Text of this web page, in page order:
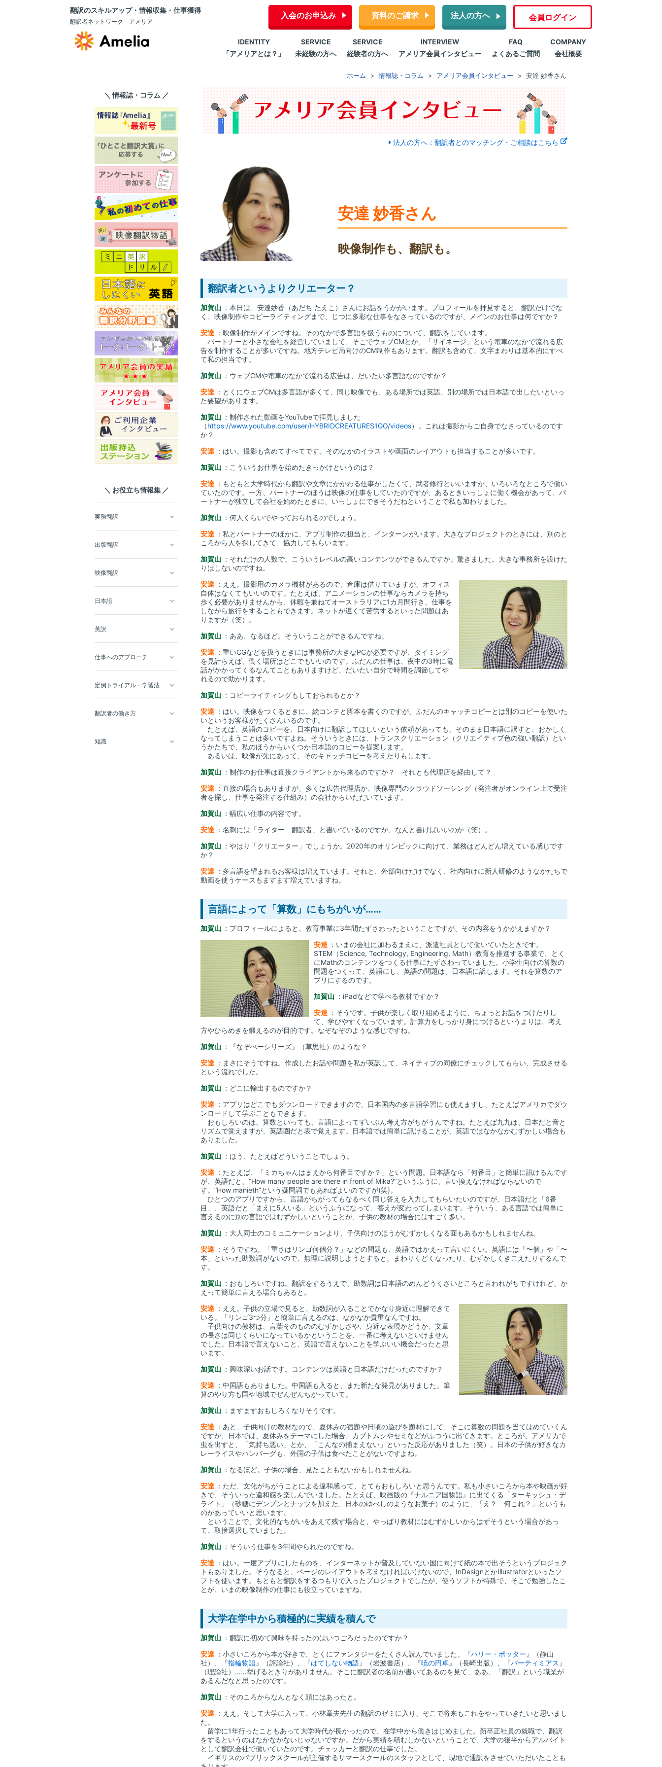
翻訳のスキルアップ・情報収集・仕事獲得
翻訳者ネットワーク アメリア
入会のお申込み 資料のご請求 法人の方へ 会員ログイン
IDENTITY
「アメリアとは？」
SERVICE
未経験の方へ
SERVICE
経験者の方へ
INTERVIEW
アメリア会員インタビュー
FAQ
よくあるご質問
COMPANY
会社概要
ホーム 情報誌・コラム アメリア会員インタビュー 安達 妙香さん
法人の方へ：翻訳者とのマッチング・ご相談はこちら
安達 妙香さん
映像制作も、翻訳も。
翻訳者というよりクリエーター？
加賀山 ：本日は、安達妙香（あだち たえこ）さんにお話をうかがいます。プロフィールを拝見すると、翻訳だけでな
く、映像制作やコピーライティングまで、じつに多彩な仕事をなさっているのですが、メインのお仕事は何ですか？
安達 ：映像制作がメインですね。そのなかで多言語を扱うものについて、翻訳をしています。
パートナーと小さな会社を経営していまして、そこでウェブCMとか、「サイネージ」という電車のなかで流れる広
告を制作することが多いですね。地方テレビ局向けのCM制作もあります。翻訳も含めて、文字まわりは基本的にすべ
て私の担当です。
加賀山 ：ウェブCMや電車のなかで流れる広告は、だいたい多言語なのですか？
安達 ：とくにウェブCMは多言語が多くて、同じ映像でも、ある場所では英語、別の場所では日本語で出したいといっ
た要望があります。
加賀山 ：制作された動画をYouTubeで拝見しました
（https://www.youtube.com/user/HYBRIDCREATURES1GO/videos）。これは撮影からご自身でなさっているのです
か？
安達 ：はい。撮影も含めてすべてです。そのなかのイラストや画面のレイアウトも担当することが多いです。
加賀山 ：こういうお仕事を始めたきっかけというのは？
安達 ：もともと大学時代から翻訳や文章にかかわる仕事がしたくて、武者修行といいますか、いろいろなところで働い
ていたのです。一方、パートナーのほうは映像の仕事をしていたのですが、あるときいっしょに働く機会があって、パ
ートナーが独立して会社を始めたときに、いっしょにできそうだねということで私も加わりました。
加賀山 ：何人くらいでやっておられるのでしょう。
安達 ：私とパートナーのほかに、アプリ制作の担当と、インターンがいます。大きなプロジェクトのときには、別のと
ころから人を探してきて、協力してもらいます。
加賀山 ：それだけの人数で、こういうレベルの高いコンテンツができるんですか。驚きました。大きな事務所を設けた
りはしないのですね。
安達 ：ええ。撮影用のカメラ機材があるので、倉庫は借りていますが、オフィス
自体はなくてもいいのです。たとえば、アニメーションの仕事ならカメラを持ち
歩く必要がありませんから、休暇を兼ねてオーストラリアに1カ月間行き、仕事を
しながら旅行をすることもできます。ネットが遅くて苦労するといった問題はあ
りますが（笑）。
加賀山 ：ああ、なるほど。そういうことができるんですね。
安達 ：重いCGなどを扱うときには事務所の大きなPCが必要ですが、タイミング
を見計らえば、働く場所はどこでもいいのです。ふだんの仕事は、夜中の3時に電
話がかかってくるなんてこともありますけど、だいたい自分で時間を調節してや
れるので助かります。
加賀山 ：コピーライティングもしておられるとか？
安達 ：はい。映像をつくるときに、絵コンテと脚本を書くのですが、ふだんのキャッチコピーとは別のコピーを使いた
いというお客様がたくさんいるのです。
たとえば、英語のコピーを、日本向けに翻訳してほしいという依頼があっても、そのまま日本語に訳すと、おかしく
なってしまうことは多いですよね。そういうときには、トランスクリエーション（クリエイティブ色の強い翻訳）とい
うかたちで、私のほうからいくつか日本語のコピーを提案します。
あるいは、映像が先にあって、そのキャッチコピーを考えたりもします。
加賀山 ：制作のお仕事は直接クライアントから来るのですか？ それとも代理店を経由して？
安達 ：直接の場合もありますが、多くは広告代理店か、映像専門のクラウドソーシング（発注者がオンライン上で受注
者を探し、仕事を発注する仕組み）の会社からいただいています。
加賀山 ：幅広い仕事の内容です。
安達 ：名刺には「ライター 翻訳者」と書いているのですが、なんと書けばいいのか（笑）。
加賀山 ：やはり「クリエーター」でしょうか。2020年のオリンピックに向けて、業務はどんどん増えている感じです
か？
安達 ：多言語を望まれるお客様は増えています。それと、外部向けだけでなく、社内向けに新人研修のようなかたちで
動画を使うケースもますます増えていますね。
言語によって「算数」にもちがいが……
加賀山 ：プロフィールによると、教育事業に3年間たずさわったということですが、その内容をうかがえますか？
安達 ：いまの会社に加わるまえに、派遣社員として働いていたときです。
STEM（Science, Technology, Engineering, Math）教育を推進する事業で、とく
にMathのコンテンツをつくる仕事にたずさわっていました。小学生向けの算数の
問題をつくって、英語にし、英語の問題は、日本語に訳します。それを算数のア
プリにするのです。
加賀山 ：iPadなどで学べる教材ですか？
安達 ：そうです。子供が楽しく取り組めるように、ちょっとお話をつけたりし
て、学びやすくなっています。計算力をしっかり身につけるというよりは、考え
方やひらめきを鍛えるのが目的です。なぞなぞのような感じですね。
加賀山 ：『なぞぺーシリーズ』（草思社）のような？
安達 ：まさにそうですね。作成したお話や問題を私が英訳して、ネイティブの同僚にチェックしてもらい、完成させる
という流れでした。
加賀山 ：どこに輸出するのですか？
安達 ：アプリはどこでもダウンロードできますので、日本国内の多言語学習にも使えますし、たとえばアメリカでダウ
ンロードして学ぶこともできます。
おもしろいのは、算数といっても、言語によってずいぶん考え方がちがうんですね。たとえば九九は、日本だと音と
リズムで覚えますが、英語圏だと表で覚えます。日本語では簡単に訊けることが、英語ではなかなかむずかしい場合も
ありました。
加賀山 ：ほう、たとえばどういうことでしょう。
安達 ：たとえば、「ミカちゃんはまえから何番目ですか？」という問題。日本語なら「何番目」と簡単に訊けるんです
が、英語だと、“How many people are there in front of Mika?”というふうに、言い換えなければならないので
す。“How manieth”という疑問詞でもあればよいのですが(笑)。
ひとつのアプリですから、言語がちがってもなるべく同じ答えを入力してもらいたいのですが、日本語だと「6番
目」、英語だと「まえに5人いる」というふうになって、答えが変わってしまいます。そういう、ある言語では簡単に
言えるのに別の言語ではむずかしいということが、子供の教材の場合にはすごく多い。
加賀山 ：大人同士のコミュニケーションより、子供向けのほうがむずかしくなる面もあるかもしれませんね。
安達 ：そうですね。「重さはリンゴ何個分？」などの問題も、英語ではかえって言いにくい。英語には「〜個」や「〜
本」といった助数詞がないので、無理に説明しようとすると、まわりくどくなったり、むずかしくきこえたりするんで
す。
加賀山 ：おもしろいですね。翻訳をするうえで、助数詞は日本語のめんどうくさいところと言われがちですけれど、か
えって簡単に言える場合もあると。
安達 ：ええ。子供の立場で見ると、助数詞が入ることでかなり身近に理解できて
いる。「リンゴ3つ分」と簡単に言えるのは、なかなか貴重なんですね。
子供向けの教材は、言葉そのもののむずかしさや、身近な表現かどうか、文章
の長さは同じくらいになっているかということを、一番に考えないといけません
でした。日本語で言えないこと、英語で言えないことを学ぶいい機会だったと思
います。
加賀山 ：興味深いお話です。コンテンツは英語と日本語だけだったのですか？
安達 ：中国語もありました。中国語も入ると、また新たな発見がありました。筆
算のやり方も国や地域でぜんぜんちがっていて。
加賀山 ：ますますおもしろくなりそうです。
安達 ：あと、子供向けの教材なので、夏休みの宿題や日頃の遊びを題材にして、そこに算数の問題を当てはめていくん
ですが、日本では、夏休みをテーマにした場合、カブトムシやセミなどがふつうに出てきます。ところが、アメリカで
虫を出すと、「気持ち悪い」とか、「こんなの捕まえない」といった反応がありました（笑）。日本の子供が好きなカ
レーライスやハンバーグも、外国の子供は食べたことがないですよね。
加賀山 ：なるほど。子供の場合、見たこともないかもしれませんね。
安達 ：ただ、文化がちがうことによる違和感って、とてもおもしろいと思うんです。私も小さいころから本や映画が好
きで、そういった違和感を楽しんでいました。たとえば、映画版の『ナルニア国物語』に出てくる「ターキッシュ・デ
ライト」（砂糖にデンプンとナッツを加えた、日本のゆべしのようなお菓子）のように、「え？ 何これ？」というも
のがあっていいと思います。
ということで、文化的なちがいをあえて残す場合と、やっぱり教材にはむずかしいからはずそうという場合があっ
て、取捨選択していました。
加賀山 ：そういう仕事を3年間やられたのですね。
安達 ：はい。一度アプリにしたものを、インターネットが普及していない国に向けて紙の本で出そうというプロジェク
トもありました。そうなると、ページのレイアウトを考えなければいけないので、InDesignとかIllustratorといったソ
フトを使います。もともと翻訳をするつもりで入ったプロジェクトでしたが、使うソフトが特殊で、そこで勉強したこ
とが、いまの映像制作の仕事にも役立っていますね。
大学在学中から積極的に実績を積んで
加賀山 ：翻訳に初めて興味を持ったのはいつごろだったのですか？
安達 ：小さいころから本が好きで、とくにファンタジーをたくさん読んでいました。『ハリー・ポッター 』（静山
社）、『指輪物語』（評論社）、『はてしない物語』（岩波書店）、『暁の円卓』（長崎出版）、『バーティミアス 』
（理論社）……挙げるときりがありません。そこに翻訳者の名前が書いてあるのを見て、ああ、「翻訳」という職業が
あるんだなと思ったのです。
加賀山 ：そのころからなんとなく頭にはあったと。
安達 ：ええ。そして大学に入って、小林章夫先生の翻訳のゼミに入り、そこで将来もこれをやっていきたいと思いまし
た。
留学に1年行ったこともあって大学時代が長かったので、在学中から働きはじめました。新卒正社員の就職で、翻訳
をするというのはなかなかないじゃないですか。だから実績を積むしかないということで、大学の後半からアルバイト
として翻訳会社で働いていたのです。チェッカーと翻訳の仕事でした。
イギリスのパブリックスクールが主催するサマースクールのスタッフとして、現地で通訳をさせていただいたことも
＼ 情報誌・コラム ／
＼ お役立ち情報集 ／
実務翻訳
出版翻訳
映像翻訳
日本語
英訳
仕事へのアプローチ
定例トライアル・学習法
翻訳者の働き方
知識